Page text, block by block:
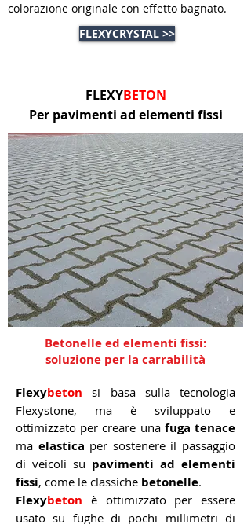
colorazione originale con effetto bagnato.
FLEXYCRYSTAL >>
FLEXYBETON
Per pavimenti ad elementi fissi
Betonelle ed elementi fissi:
soluzione per la carrabilità
Flexybeton si basa sulla tecnologia
Flexystone, ma è sviluppato e
ottimizzato per creare una fuga tenace
ma elastica per sostenere il passaggio
di veicoli su pavimenti ad elementi
fissi, come le classiche betonelle.
Flexybeton è ottimizzato per essere
usato su fughe di pochi millimetri di